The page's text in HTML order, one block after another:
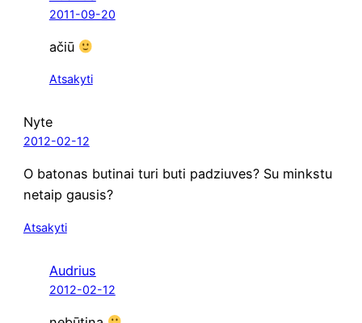
2011-09-20
ačiū
Atsakyti
Nyte
2012-02-12
O bato­nas buti­nai turi buti padziu­ves? Su minks­tu
netaip gausis?
Atsakyti
Audrius
2012-02-12